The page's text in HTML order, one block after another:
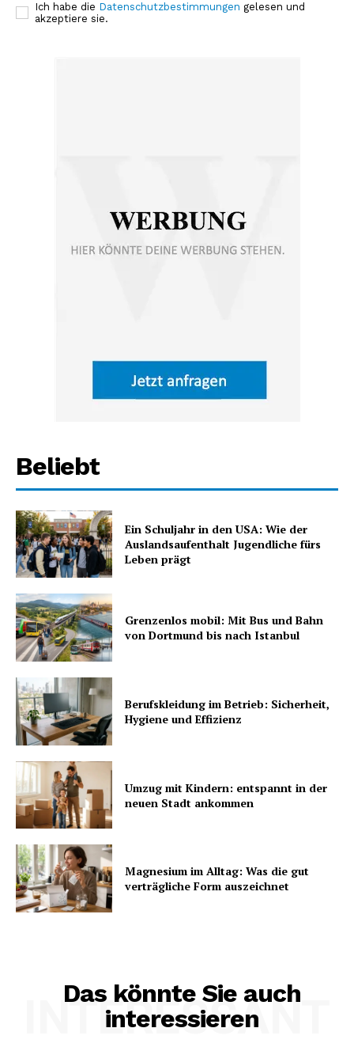
Ich habe die Datenschutzbestimmungen gelesen und
akzeptiere sie.
Beliebt
Ein Schuljahr in den USA: Wie der
Auslandsaufenthalt Jugendliche fürs
Leben prägt
Grenzenlos mobil: Mit Bus und Bahn
von Dortmund bis nach Istanbul
Berufskleidung im Betrieb: Sicherheit,
Hygiene und Effizienz
Umzug mit Kindern: entspannt in der
neuen Stadt ankommen
Magnesium im Alltag: Was die gut
verträgliche Form auszeichnet
Das könnte Sie auch
interessieren
INTERESSANT